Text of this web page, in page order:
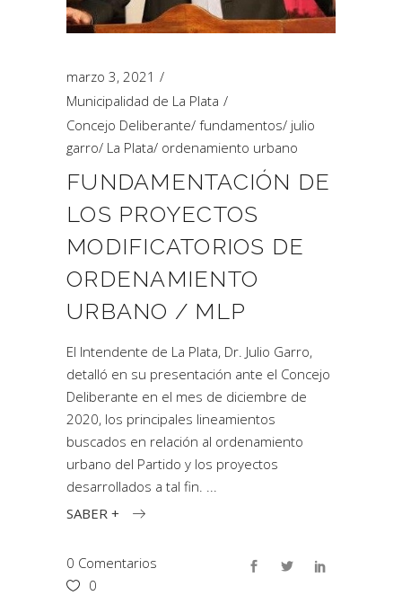
marzo 3, 2021
Municipalidad de La Plata
Concejo Deliberante/ fundamentos/ julio
garro/ La Plata/ ordenamiento urbano
FUNDAMENTACIÓN DE
LOS PROYECTOS
MODIFICATORIOS DE
ORDENAMIENTO
URBANO / MLP
El Intendente de La Plata, Dr. Julio Garro,
detalló en su presentación ante el Concejo
Deliberante en el mes de diciembre de
2020, los principales lineamientos
buscados en relación al ordenamiento
urbano del Partido y los proyectos
desarrollados a tal fin.
SABER +
0 Comentarios
0